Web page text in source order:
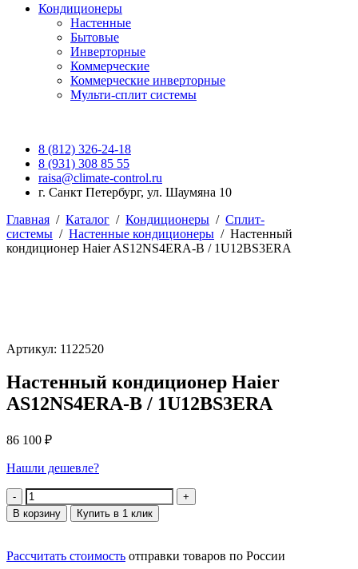
Кондиционеры
Настенные
Бытовые
Инверторные
Коммерческие
Коммерческие инверторные
Мульти-сплит системы
8 (812) 326-24-18
8 (931) 308 85 55
raisa@climate-control.ru
г. Санкт Петербург, ул. Шаумяна 10
Главная / Каталог / Кондиционеры / Сплит-
системы / Настенные кондиционеры / Настенный
кондиционер Haier AS12NS4ERA-B / 1U12BS3ERA
Артикул: 1122520
Настенный кондиционер Haier
AS12NS4ERA-B / 1U12BS3ERA
86 100 ₽
Нашли дешевле?
Количество
В корзину Купить в 1 клик
Рассчитать стоимость отправки товаров по России